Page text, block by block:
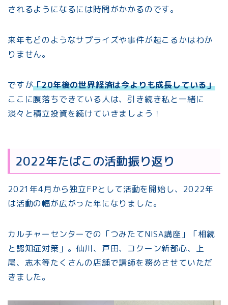
されるようになるには時間がかかるのです。
来年もどのようなサプライズや事件が起こるかはわか
りません。
ですが「20年後の世界経済は今よりも成長している」
ここに腹落ちできている人は、引き続き私と一緒に
淡々と積立投資を続けていきましょう！
2022年たぱこの活動振り返り
2021年4月から独立FPとして活動を開始し、2022年
は活動の幅が広がった年になりました。
カルチャーセンターでの「つみたてNISA講座」「相続
と認知症対策」。仙川、戸田、コクーン新都心、上
尾、志木等たくさんの店舗で講師を務めさせていただ
きました。